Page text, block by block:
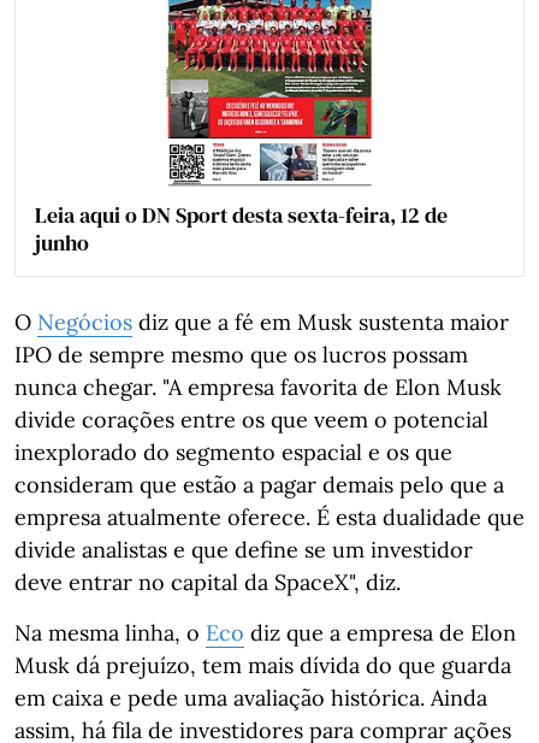
Leia aqui o DN Sport desta sexta-feira, 12 de
junho
O Negócios diz que a fé em Musk sustenta maior
IPO de sempre mesmo que os lucros possam
nunca chegar. "A empresa favorita de Elon Musk
divide corações entre os que veem o potencial
inexplorado do segmento espacial e os que
consideram que estão a pagar demais pelo que a
empresa atualmente oferece. É esta dualidade que
divide analistas e que define se um investidor
deve entrar no capital da SpaceX", diz.
Na mesma linha, o Eco diz que a empresa de Elon
Musk dá prejuízo, tem mais dívida do que guarda
em caixa e pede uma avaliação histórica. Ainda
assim, há fila de investidores para comprar ações